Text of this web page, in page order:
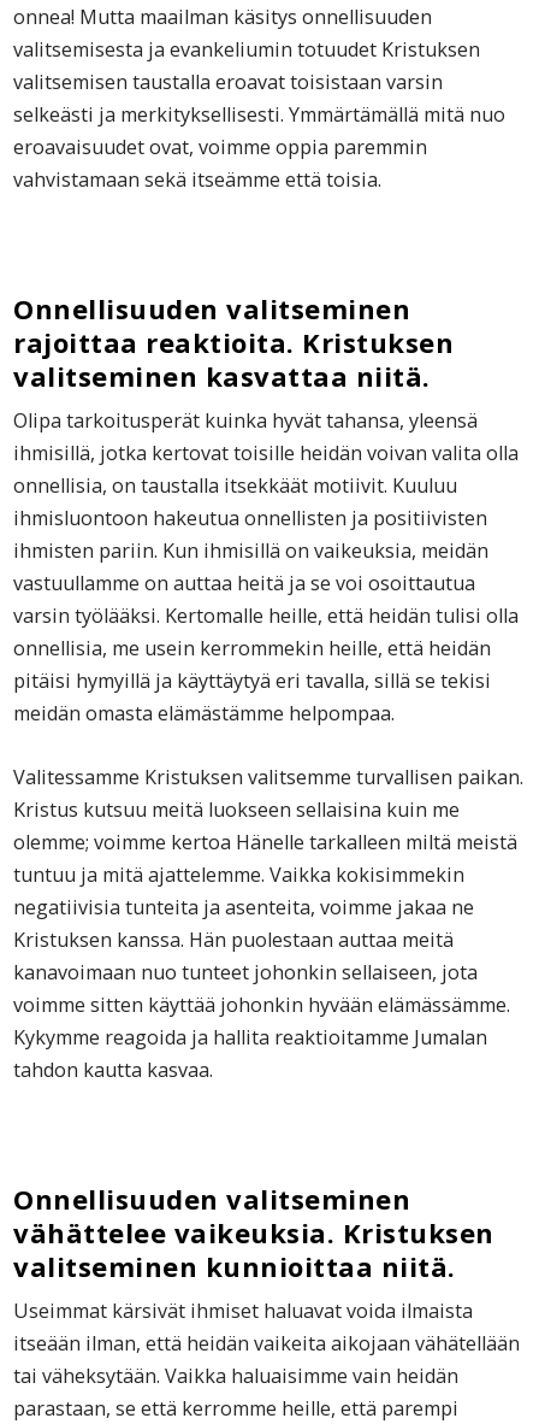
onnea! Mutta maailman käsitys onnellisuuden
valitsemisesta ja evankeliumin totuudet Kristuksen
valitsemisen taustalla eroavat toisistaan varsin
selkeästi ja merkityksellisesti. Ymmärtämällä mitä nuo
eroavaisuudet ovat, voimme oppia paremmin
vahvistamaan sekä itseämme että toisia.
Onnellisuuden valitseminen
rajoittaa reaktioita. Kristuksen
valitseminen kasvattaa niitä.
Olipa tarkoitusperät kuinka hyvät tahansa, yleensä
ihmisillä, jotka kertovat toisille heidän voivan valita olla
onnellisia, on taustalla itsekkäät motiivit. Kuuluu
ihmisluontoon hakeutua onnellisten ja positiivisten
ihmisten pariin. Kun ihmisillä on vaikeuksia, meidän
vastuullamme on auttaa heitä ja se voi osoittautua
varsin työlääksi. Kertomalle heille, että heidän tulisi olla
onnellisia, me usein kerrommekin heille, että heidän
pitäisi hymyillä ja käyttäytyä eri tavalla, sillä se tekisi
meidän omasta elämästämme helpompaa.
Valitessamme Kristuksen valitsemme turvallisen paikan.
Kristus kutsuu meitä luokseen sellaisina kuin me
olemme; voimme kertoa Hänelle tarkalleen miltä meistä
tuntuu ja mitä ajattelemme. Vaikka kokisimmekin
negatiivisia tunteita ja asenteita, voimme jakaa ne
Kristuksen kanssa. Hän puolestaan auttaa meitä
kanavoimaan nuo tunteet johonkin sellaiseen, jota
voimme sitten käyttää johonkin hyvään elämässämme.
Kykymme reagoida ja hallita reaktioitamme Jumalan
tahdon kautta kasvaa.
Onnellisuuden valitseminen
vähättelee vaikeuksia. Kristuksen
valitseminen kunnioittaa niitä.
Useimmat kärsivät ihmiset haluavat voida ilmaista
itseään ilman, että heidän vaikeita aikojaan vähätellään
tai väheksytään. Vaikka haluaisimme vain heidän
parastaan, se että kerromme heille, että parempi